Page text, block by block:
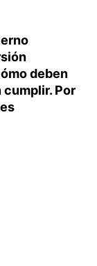
deben
Por